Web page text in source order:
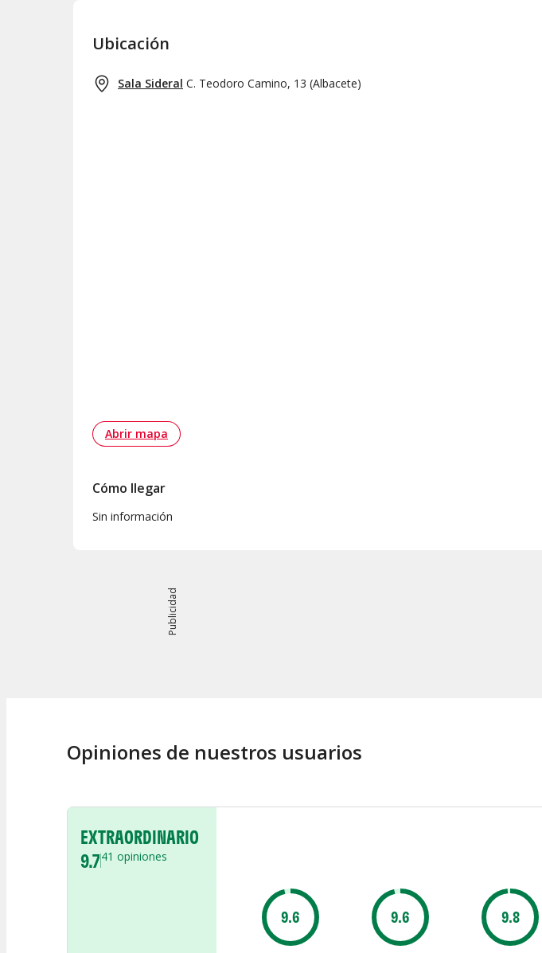
Ubicación
Sala Sideral C. Teodoro Camino, 13 (Albacete)
Abrir mapa
Cómo llegar
Sin información
Publicidad
Opiniones de nuestros usuarios
EXTRAORDINARIO
9.741 opiniones
9.6 9.6 9.8